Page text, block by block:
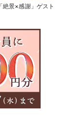
「絶景×感謝」ゲスト